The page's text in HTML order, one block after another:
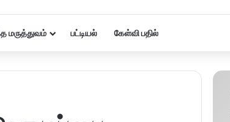
மருத்துவம் பட்டியல் கேள்வி பதில்